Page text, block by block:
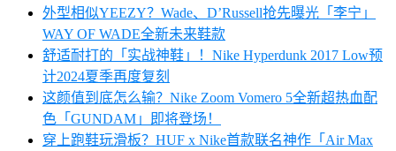
外型相似YEEZY？Wade、D’Russell抢先曝光「李宁」
WAY OF WADE全新未来鞋款
舒适耐打的「实战神鞋」！Nike Hyperdunk 2017 Low预
计2024夏季再度复刻
这颜值到底怎么输？Nike Zoom Vomero 5全新超热血配
色「GUNDAM」即将登场！
穿上跑鞋玩滑板？HUF x Nike首款联名神作「Air Max